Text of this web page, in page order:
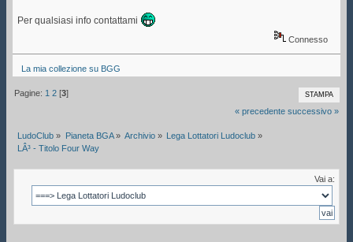
Per qualsiasi info contattami
Connesso
La mia collezione su BGG
STAMPA
Pagine: 1 2 [3]
« precedente successivo »
LudoClub » Pianeta BGA» Archivio» Lega Lottatori Ludoclub »
LÂ³ - Titolo Four Way
Vai a: